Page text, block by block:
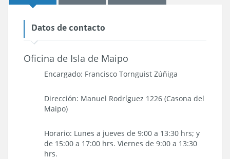
Datos de contacto
Oficina de Isla de Maipo
Encargado: Francisco Tornguist Zúñiga
Dirección: Manuel Rodríguez 1226 (Casona del
Maipo)
Horario: Lunes a jueves de 9:00 a 13:30 hrs; y
de 15:00 a 17:00 hrs. Viernes de 9:00 a 13:30
hrs.